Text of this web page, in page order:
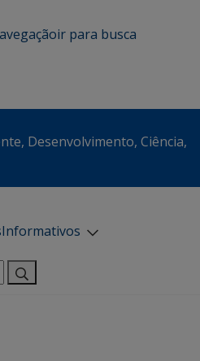
ir para busca
Desenvolvimento, Ciência,
Informativos